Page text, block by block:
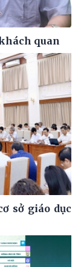
quan
sở giáo dục